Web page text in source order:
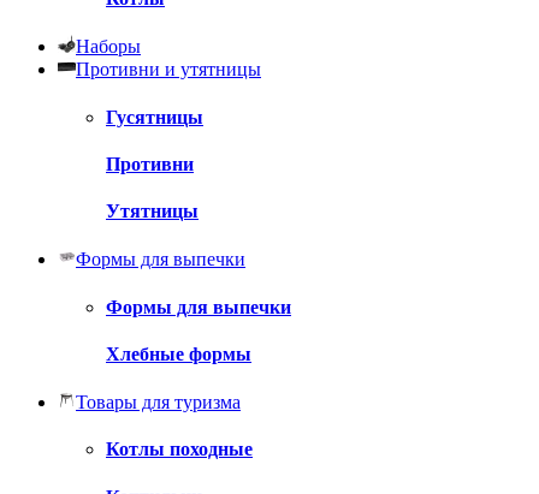
Наборы
Противни и утятницы
Гусятницы
Противни
Утятницы
Формы для выпечки
Формы для выпечки
Хлебные формы
Товары для туризма
Котлы походные